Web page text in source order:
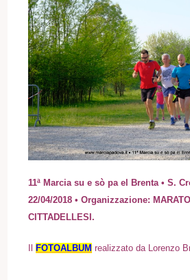
11ª Marcia su e sò pa el Brenta • S.
22/04/2018 • Organizzazione:
CITTADELLESI.
FOTOALBUM realizzato da Lorenzo